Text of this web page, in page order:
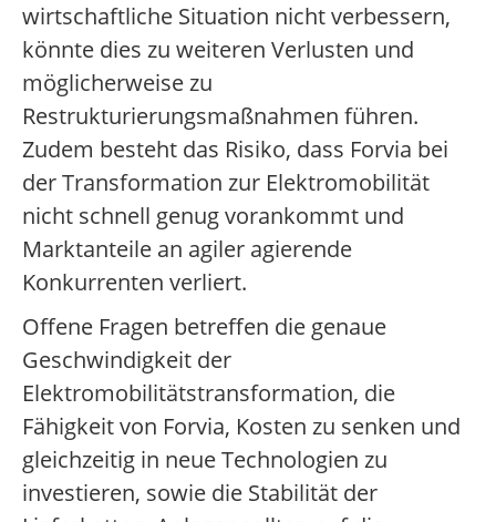
wirtschaftliche Situation nicht verbessern,
könnte dies zu weiteren Verlusten und
möglicherweise zu
Restrukturierungsmaßnahmen führen.
Zudem besteht das Risiko, dass Forvia bei
der Transformation zur Elektromobilität
nicht schnell genug vorankommt und
Marktanteile an agiler agierende
Konkurrenten verliert.
Offene Fragen betreffen die genaue
Geschwindigkeit der
Elektromobilitätstransformation, die
Fähigkeit von Forvia, Kosten zu senken und
gleichzeitig in neue Technologien zu
investieren, sowie die Stabilität der